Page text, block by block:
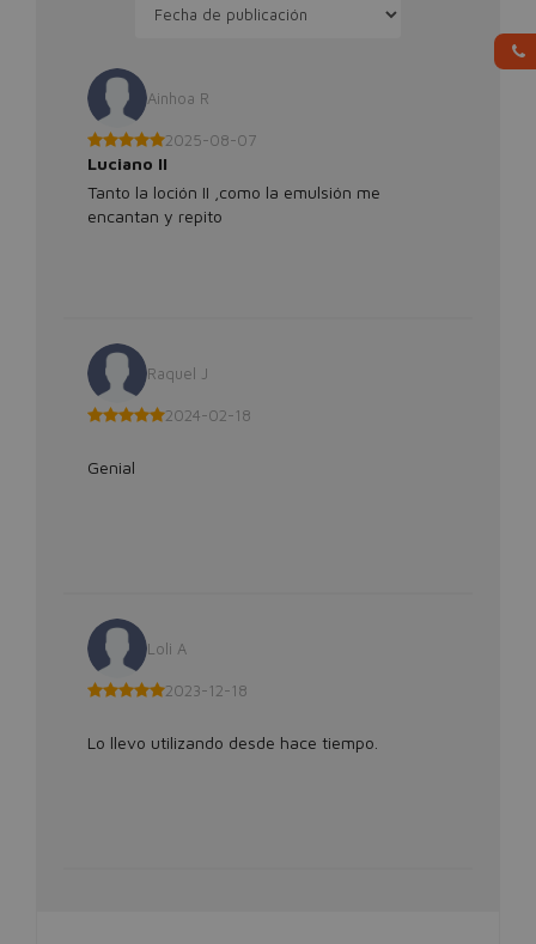
Ainhoa R
2025-08-07
Luciano II
Tanto la loción II ,como la emulsión me
encantan y repito
Raquel J
2024-02-18
Genial
Loli A
2023-12-18
Lo llevo utilizando desde hace tiempo.